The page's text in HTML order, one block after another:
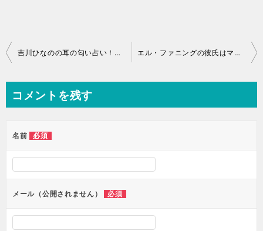
投
稿
ナ
ビ
ー
吉川ひなのの耳の匂い占い！カップや顔は劣化した？タトゥーと旦那の関係性 エル・ファニングの彼氏はマックス・ミンゲラ！二人の馴れ初めは？歴代彼氏ってどんな人？
コメントを残す
名前 必須
メール（公開されません） 必須